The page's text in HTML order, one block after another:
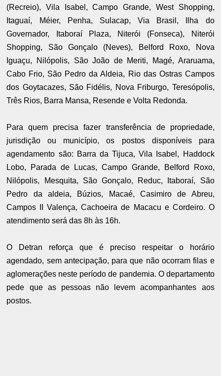
(Recreio), Vila Isabel, Campo Grande, West Shopping,
Itaguaí, Méier, Penha, Sulacap, Via Brasil, Ilha do
Governador, Itaboraí Plaza, Niterói (Fonseca), Niterói
Shopping, São Gonçalo (Neves), Belford Roxo, Nova
Iguaçu, Nilópolis, São João de Meriti, Magé, Araruama,
Cabo Frio, São Pedro da Aldeia, Rio das Ostras Campos
dos Goytacazes, São Fidélis, Nova Friburgo, Teresópolis,
Três Rios, Barra Mansa, Resende e Volta Redonda.
Para quem precisa fazer transferência de propriedade,
jurisdição ou município, os postos disponíveis para
agendamento são: Barra da Tijuca, Vila Isabel, Haddock
Lobo, Parada de Lucas, Campo Grande, Belford Roxo,
Nilópolis, Mesquita, São Gonçalo, Reduc, Itaboraí, São
Pedro da aldeia, Búzios, Macaé, Casimiro de Abreu,
Campos II Valença, Cachoeira de Macacu e Cordeiro. O
atendimento será das 8h às 16h.
O Detran reforça que é preciso respeitar o horário
agendado, sem antecipação, para que não ocorram filas e
aglomerações neste período de pandemia. O departamento
pede que as pessoas não levem acompanhantes aos
postos.